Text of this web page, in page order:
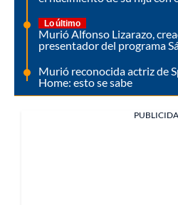
Lo último
Murió Alfonso Lizarazo,
presentador del programa
Murió reconocida actriz de
Home: esto se sabe